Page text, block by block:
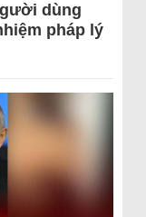
dùng
pháp lý